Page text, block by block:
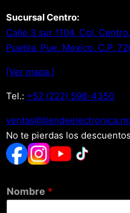
Sucursal Centro:
Calle 3 sur 1104, Col. Centro.
Puebla, Pue. Mexico. C.P.
[Ver mapa.]
Tel.: +52 (222) 598-4350
No te pierdas los
Nombre *